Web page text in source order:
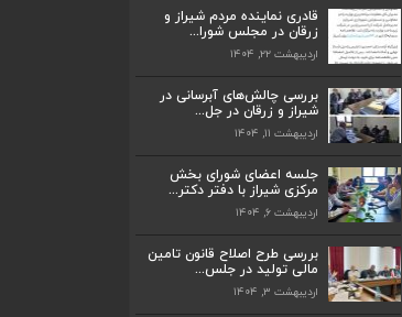
قادری نماینده مردم شیراز و
زرقان در مجلس شورا...
اردیبهشت ۲۲, ۱۴۰۴
بررسی چالش‌های آبرسانی در
شیراز و زرقان در جل...
اردیبهشت ۱۱, ۱۴۰۴
جلسه اعضای شورای بخش
مرکزی شیراز با دفتر دکتر...
اردیبهشت ۶, ۱۴۰۴
بررسی طرح اصلاح قانون تامین
مالی تولید در جلس...
اردیبهشت ۳, ۱۴۰۴
اردیبهشت ۲۳, ۱۴۰۴
قادری نماینده مردم شیراز و زرقان در مجلس
اردیبهشت ۲۲, ۱۴۰۴
بررسی چالش‌های آبرسانی در شیراز و زرقان
اردیبهشت ۱۱, ۱۴۰۴
دفتر دکتر...
اردیبهشت ۶, ۱۴۰۴